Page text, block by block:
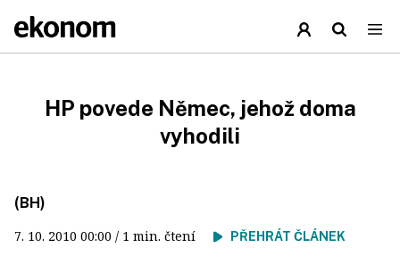
HP povede Němec, jehož doma
vyhodili
(BH)
7. 10. 2010 00:00 / 1 min. čtení PŘEHRÁT ČLÁNEK